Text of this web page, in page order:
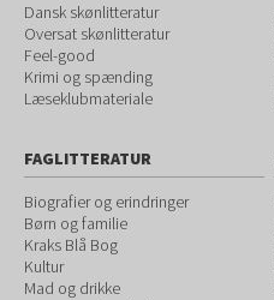
Dansk skønlitteratur
Oversat skønlitteratur
Feel-good
Krimi og spænding
Læseklubmateriale
FAGLITTERATUR
Biografier og erindringer
Børn og familie
Kraks Blå Bog
Kultur
Mad og drikke